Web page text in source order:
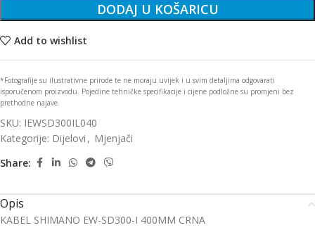
DODAJ U KOŠARICU
Add to wishlist
*Fotografije su ilustrativne prirode te ne moraju uvijek i u svim detaljima odgovarati
isporučenom proizvodu. Pojedine tehničke specifikacije i cijene podložne su promjeni bez
prethodne najave.
SKU: IEWSD300IL040
Kategorije: Dijelovi , Mjenjači
Share:
Opis
KABEL SHIMANO EW-SD300-I 400MM CRNA